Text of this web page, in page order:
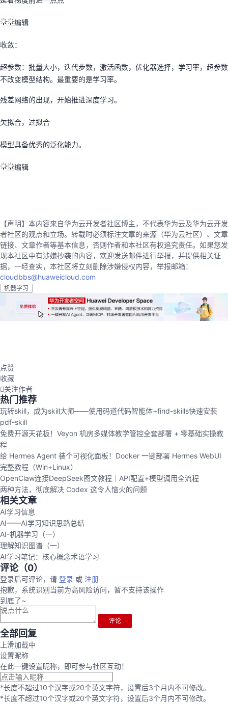
编辑
收敛：
超参数：批量大小，迭代步数，激活函数，优化器选择，学习率，超参数
不改变模型结构。最重要的是学习率。
残差网络的出现，开始推进深度学习。
欠拟合，过拟合
模型具备优秀的泛化能力。
编辑
【声明】本内容来自华为云开发者社区博主，不代表华为云及华为云开发
者社区的观点和立场。转载时必须标注文章的来源（华为云社区）、文章
链接、文章作者等基本信息，否则作者和本社区有权追究责任。如果您发
现本社区中有涉嫌抄袭的内容，欢迎发送邮件进行举报，并提供相关证
据，一经查实，本社区将立刻删除涉嫌侵权内容，举报邮箱：
cloudbbs@huaweicloud.com
机器学习
点赞
收藏
关注作者
热门推荐
玩转skill，成为skill大师——使用码道代码智能体+find-skills快速安装
pdf-skill
免费开源天花板！Veyon 机房多媒体教学管控全套部署 + 零基础实操教
程
给 Hermes Agent 装个可视化面板！Docker 一键部署 Hermes WebUI
完整教程（Win+Linux）
OpenClaw连接DeepSeek图文教程｜API配置+模型调用全流程
两种方法，彻底解决 Codex 这令人恼火的问题
相关文章
AI学习信息
AI——AI学习知识思路总结
AI-机器学习（一）
理解知识图谱（一）
AI学习笔记：核心概念术语学习
评论（0）
登录后可评论，请 登录 或 注册
抱歉，系统识别当前为高风险访问，暂不支持该操作
到底了~
评论
全部回复
上滑加载中
设置昵称
在此一键设置昵称，即可参与社区互动！
*长度不超过10个汉字或20个英文字符，设置后3个月内不可修改。
*长度不超过10个汉字或20个英文字符，设置后3个月内不可修改。